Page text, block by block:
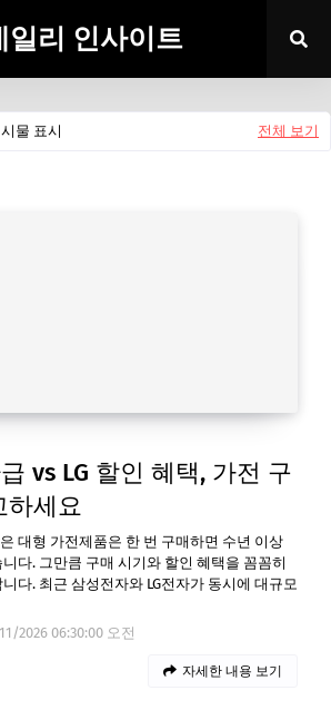
일리 인사이트
물 표시 전체 보기
vs LG 할인 혜택, 가전 구
하세요
대형 가전제품은 한 번 구매하면 수년 이상
다. 그만큼 구매 시기와 할인 혜택을 꼼꼼히
다. 최근 삼성전자와 LG전자가 동시에 대규모
2026 06:30:00 오전
자세한 내용 보기